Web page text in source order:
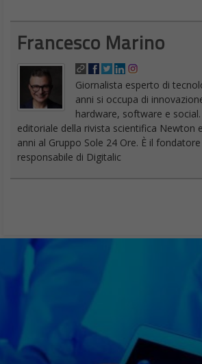
Francesco Marino
Giornalista esperto di
anni si occupa di
hardware, software e
editoriale della rivista scientifica Newton
anni al Gruppo Sole 24 Ore. È il
responsabile di Digitalic